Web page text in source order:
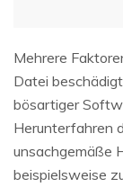
Mehrere
Datei
bösartiger
Herunterfahren
unsachgemäße
beispielsweise